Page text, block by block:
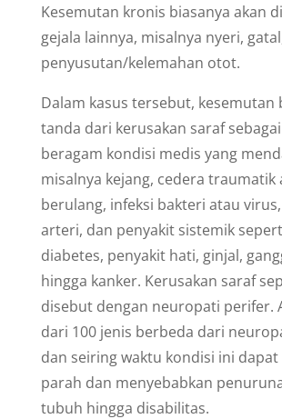
Kesemutan kronis biasanya akan
gejala lainnya, misalnya nyeri,
penyusutan/kelemahan otot.
Dalam kasus tersebut, kesemutan
tanda dari kerusakan saraf
beragam kondisi medis yang
misalnya kejang, cedera traumatik
berulang, infeksi bakteri atau
arteri, dan penyakit sistemik
diabetes, penyakit hati, ginjal,
hingga kanker. Kerusakan saraf
disebut dengan neuropati perifer.
dari 100 jenis berbeda dari
dan seiring waktu kondisi ini dapat
parah dan menyebabkan
tubuh hingga disabilitas.